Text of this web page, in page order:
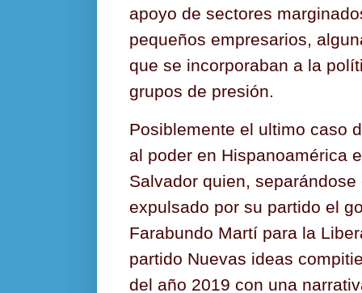
apoyo de sectores
pequeños empresarios,
que se incorporaban a la
grupos de presión.
Posiblemente el ultimo caso
al poder en Hispanoamérica
Salvador quien,
expulsado por su partido el
Farabundo Martí para la
partido Nuevas ideas
del año 2019 con una